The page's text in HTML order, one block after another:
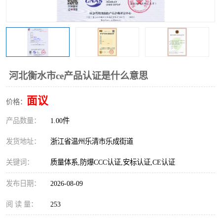
河北衡水市ce产品认证是什么意思
价格： 面议
产品数量： 1.00件
发货地址： 浙江省温州乐清市乐成街道
关键词： 质量体系,防爆CCC认证,安标认证,CE认证
发布日期： 2026-08-09
阅 读 量： 253